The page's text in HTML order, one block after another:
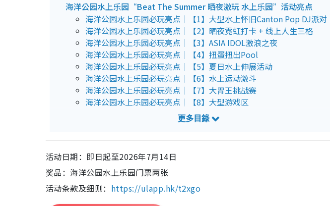
海洋公园水上乐园“Beat The Summer 晒夜激玩 水上乐园”活动亮点
海洋公园水上乐园必玩亮点｜【1】大型水上怀旧Canton Pop DJ派对
海洋公园水上乐园必玩亮点｜【2】晒夜霓虹打卡 + 线上人生三格
海洋公园水上乐园必玩亮点｜【3】ASIA IDOL激浪之夜
海洋公园水上乐园必玩亮点｜【4】扭蛋扭出Pool
海洋公园水上乐园必玩亮点｜【5】夏日水上伸展活动
海洋公园水上乐园必玩亮点｜【6】水上运动激斗
海洋公园水上乐园必玩亮点｜【7】大胃王挑战赛
海洋公园水上乐园必玩亮点｜【8】大型游戏区
海洋公园水上乐园必玩亮点｜【9】冲浪互动Demo
活动日期：即日起至2026年7月14日
奖品：海洋公园水上乐园门票两张
活动条款及细则： https://ulapp.hk/t2xgo